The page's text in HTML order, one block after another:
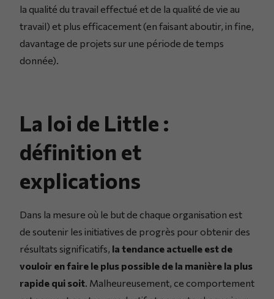
la qualité du travail effectué et de la qualité de vie au
travail) et plus efficacement (en faisant aboutir, in fine,
davantage de projets sur une période de temps
donnée).
La loi de Little :
définition et
explications
Dans la mesure où le but de chaque organisation est
de soutenir les initiatives de progrès pour obtenir des
résultats significatifs, la tendance actuelle est de
vouloir en faire le plus possible de la manière la plus
rapide qui soit. Malheureusement, ce comportement